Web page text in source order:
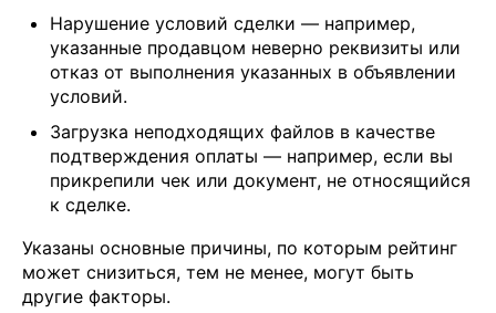
Нарушение условий сделки — например,
указанные продавцом неверно реквизиты или
отказ от выполнения указанных в объявлении
условий.
Загрузка неподходящих файлов в качестве
подтверждения оплаты — например, если вы
прикрепили чек или документ, не относящийся
к сделке.
Указаны основные причины, по которым рейтинг
может снизиться, тем не менее, могут быть
другие факторы.